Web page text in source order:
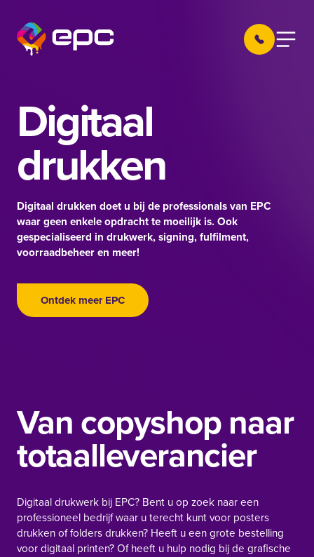
030 605 22
Digitaal
drukken
Digitaal drukken doet u bij de professionals van EPC
waar geen enkele opdracht te moeilijk is. Ook
gespecialiseerd in drukwerk, signing, fulfilment,
voorraadbeheer en meer!
Ontdek meer EPC
Van copyshop naar
totaalleverancier
Digitaal drukwerk bij EPC? Bent u op zoek naar een
professioneel bedrijf waar u terecht kunt voor posters
drukken of folders drukken? Heeft u een grote bestelling
voor digitaal printen? Of heeft u hulp nodig bij de grafische